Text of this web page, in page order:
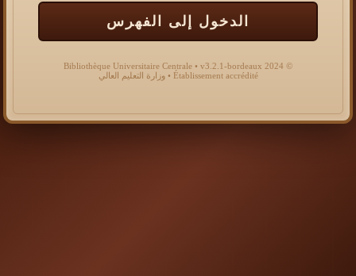
الدخول إلى الفهرس
© 2024 Bibliothèque Universitaire Centrale • v3.2.1-bordeaux
Établissement accrédité • وزارة التعليم العالي